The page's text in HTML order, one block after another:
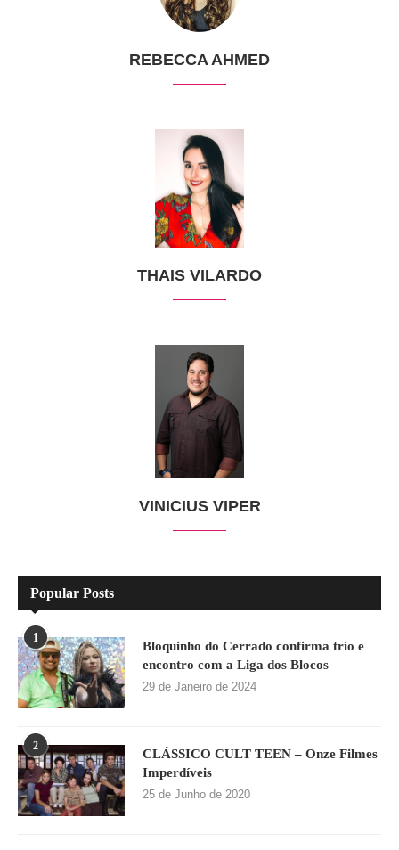
REBECCA AHMED
THAIS VILARDO
VINICIUS VIPER
Popular Posts
1
Bloquinho do Cerrado confirma trio e
encontro com a Liga dos Blocos
29 de Janeiro de 2024
2
CLÁSSICO CULT TEEN – Onze Filmes
Imperdíveis
25 de Junho de 2020